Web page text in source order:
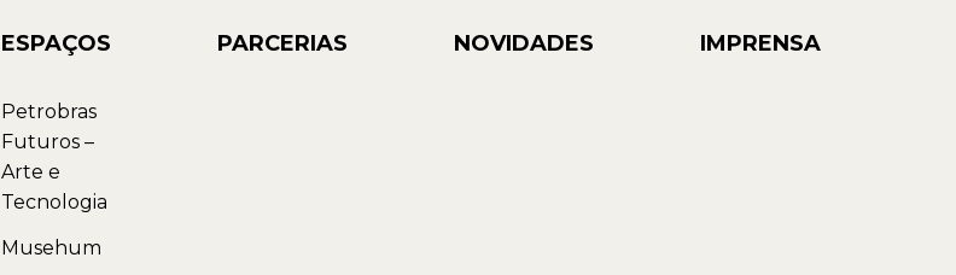
ESPAÇOS
Petrobras
Futuros –
Arte e
Tecnologia
Musehum
PARCERIAS NOVIDADES IMPRENSA